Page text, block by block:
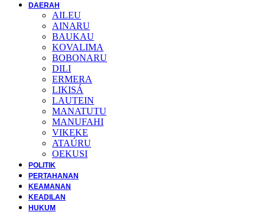
DAERAH
AILEU
AINARU
BAUKAU
KOVALIMA
BOBONARU
DILI
ERMERA
LIKISÁ
LAUTEIN
MANATUTU
MANUFAHI
VIKEKE
ATAÚRU
OEKUSI
POLITIK
PERTAHANAN
KEAMANAN
KEADILAN
HUKUM